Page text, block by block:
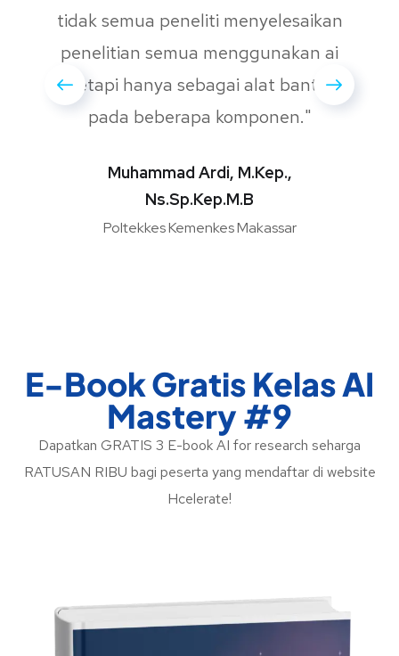
tidak semua peneliti menyelesaikan
penelitian semua menggunakan ai
tetapi hanya sebagai alat bantu
pada beberapa komponen."
Muhammad Ardi, M.Kep.,
Ns.Sp.Kep.M.B
Poltekkes Kemenkes Makassar
E-Book Gratis Kelas AI
Mastery #9
Dapatkan GRATIS 3 E-book AI for research seharga
RATUSAN RIBU bagi peserta yang mendaftar di website
Hcelerate!